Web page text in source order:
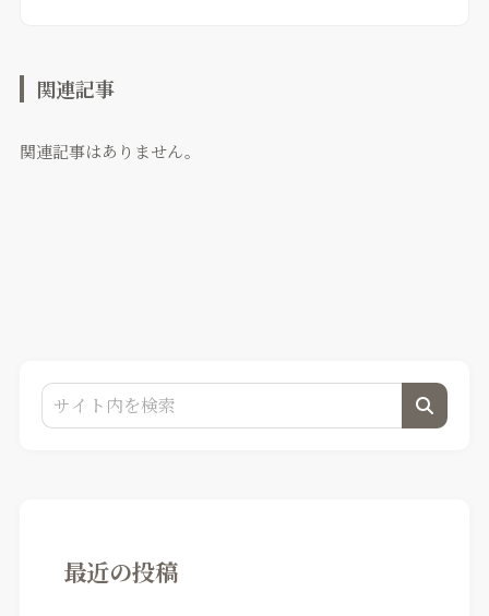
関連記事
関連記事はありません。
最近の投稿